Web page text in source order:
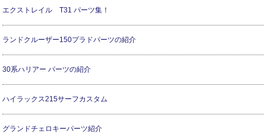
エクストレイル T31 パーツ集！
ランドクルーザー150プラドパーツの紹介
30系ハリアー パーツの紹介
ハイラックス215サーフカスタム
グランドチェロキーパーツ紹介